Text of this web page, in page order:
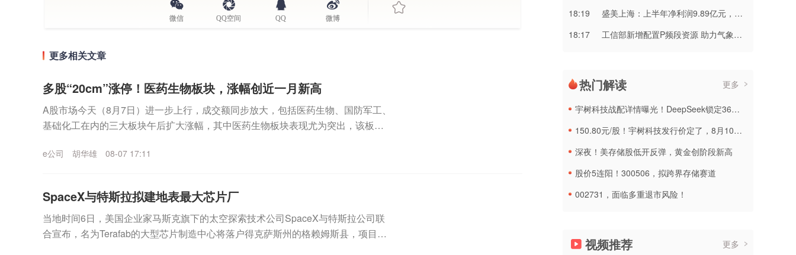
微信 QQ空间 QQ 微博
更多相关文章
多股“20cm”涨停！医药生物板块，涨幅创近一月新高
A股市场今天（8月7日）进一步上行，成交额同步放大，包括医药生物、国防军工、
基础化工在内的三大板块午后扩大涨幅，其中医药生物板块表现尤为突出，该板块
e公司 胡华雄 08-07 17:11
SpaceX与特斯拉拟建地表最大芯片厂
当地时间6日，美国企业家马斯克旗下的太空探索技术公司SpaceX与特斯拉公司联
合宣布，名为Terafab的大型芯片制造中心将落户得克萨斯州的格赖姆斯县，项目首
18:19
盛美上海：上半年净利润9.89亿元，同比增长42.14%
18:17
工信部新增配置P频段资源 助力气象部门提升应对极端天气能力
热门解读 更多
宇树科技战配详情曝光！DeepSeek锁定36个月，社保基金多个组合参与
150.80元/股！宇树科技发行价定了，8月10日申购
深夜！美存储股低开反弹，黄金创阶段新高
股价5连阳！300506，拟跨界存储赛道
002731，面临多重退市风险！
视频推荐 更多